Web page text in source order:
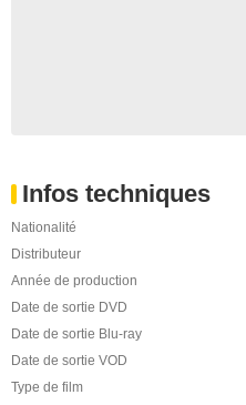
Infos techniques
Nationalité
Distributeur
Année de production
Date de sortie DVD
Date de sortie Blu-ray
Date de sortie VOD
Type de film